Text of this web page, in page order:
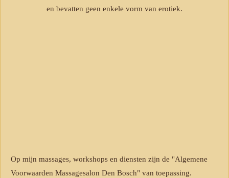
en bevatten geen enkele vorm van erotiek.
Op mijn massages, workshops en diensten zijn de "Algemene
Voorwaarden Massagesalon Den Bosch" van toepassing.